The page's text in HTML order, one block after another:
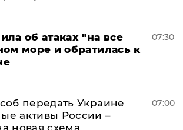
об атаках "на все
море и обратилась к
07:30
передать Украине
активы России –
новая схема
07:00